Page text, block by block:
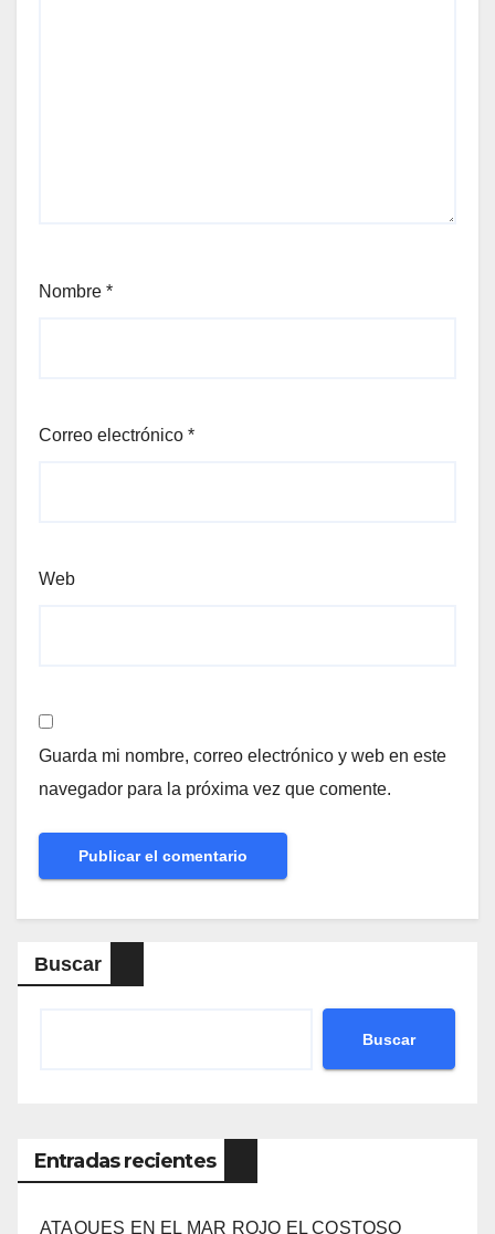
Nombre *
Correo electrónico *
Web
Guarda mi nombre, correo electrónico y web en este
navegador para la próxima vez que comente.
Buscar
Buscar
Entradas recientes
ATAQUES EN EL MAR ROJO EL COSTOSO